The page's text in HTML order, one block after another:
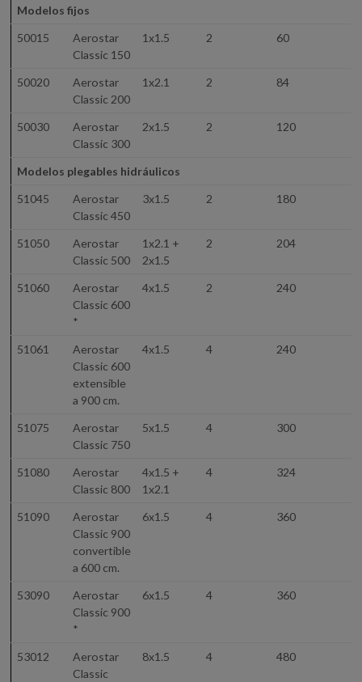
Modelos fijos
50015
Aerostar
Classic 150
1x1.5 2 60
50020
Aerostar
Classic 200
1x2.1 2 84
50030
Aerostar
Classic 300
2x1.5 2 120
Modelos plegables hidráulicos
51045
Aerostar
Classic 450
3x1.5 2 180
51050
Aerostar
Classic 500
1x2.1 +
2x1.5
2 204
51060
Aerostar
Classic 600
*
4x1.5 2 240
51061
Aerostar
Classic 600
extensible
a 900 cm.
4x1.5 4 240
51075
Aerostar
Classic 750
5x1.5 4 300
51080
Aerostar
Classic 800
4x1.5 +
1x2.1
4 324
51090
Aerostar
Classic 900
convertible
a 600 cm.
6x1.5 4 360
53090
Aerostar
Classic 900
*
6x1.5 4 360
53012
Aerostar
Classic
8x1.5 4 480